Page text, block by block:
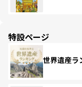
特設ページ
世界遺産ラ